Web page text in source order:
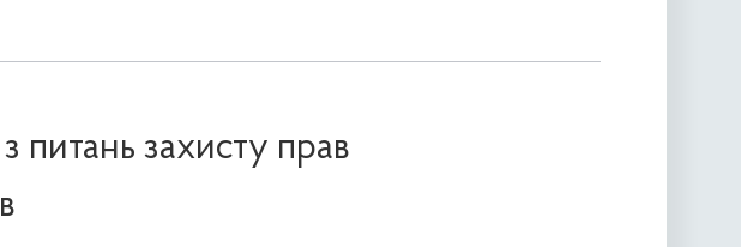
питань захисту прав